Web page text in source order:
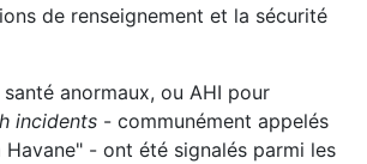
de renseignement et la sécurité
anormaux, ou AHI pour
incidents - communément appelés
Havane" - ont été signalés parmi les